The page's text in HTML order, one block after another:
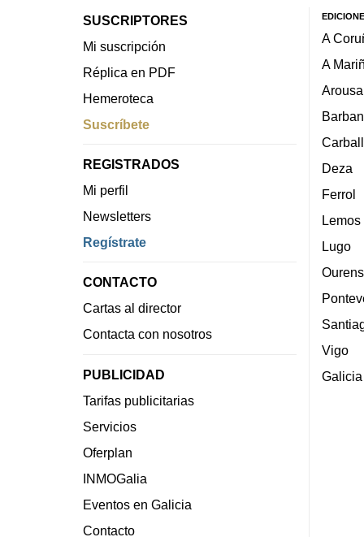
SUSCRIPTORES
Mi suscripción
Réplica en PDF
Hemeroteca
Suscríbete
REGISTRADOS
Mi perfil
Newsletters
Regístrate
CONTACTO
Cartas al director
Contacta con nosotros
PUBLICIDAD
Tarifas publicitarias
Servicios
Oferplan
INMOGalia
Eventos en Galicia
Contacto
A
A
Arousa
Deza
Ferrol
Lemos
Lugo
Vigo